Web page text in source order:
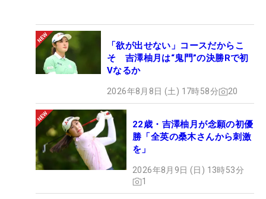
「欲が出せない」コースだからこ
そ 吉澤柚月は“鬼門”の決勝Rで初
Vなるか
2026年8月8日 (土) 17時58分 20
22歳・吉澤柚月が念願の初優
勝「全英の桑木さんから刺激
を」
2026年8月9日 (日) 13時53分
1